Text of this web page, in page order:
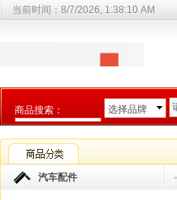
当前时间： 8/7/2026, 1:38:11 AM
商品搜索：
选择商品分类
选择品牌
汽车配件